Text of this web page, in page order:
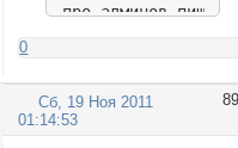
про админов пишем
	<td width="200" align="center" height="126" valign="top">
	<span style="color: Red; font-weight: bold; text-align: center; margin-top: 1px;">Модераторы</span><br>
0
89
Сб, 19 Ноя 2011
01:14:53